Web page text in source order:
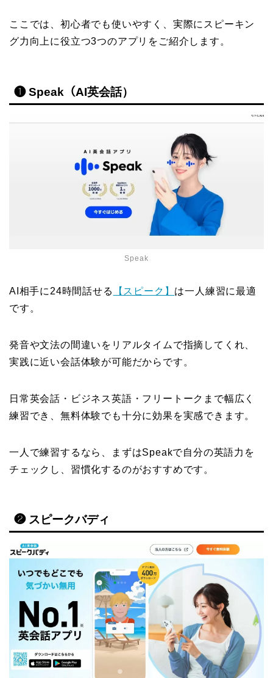
ここでは、初心者でも使いやすく、実際にスピーキン
グ力向上に役立つ3つのアプリをご紹介します。
❶ Speak（AI英会話）
Speak
AI相手に24時間話せる 【スピーク】 は一人練習に最適
です。
発音や文法の間違いをリアルタイムで指摘してくれ、
実践に近い会話体験が可能だからです。
日常英会話・ビジネス英語・フリートークまで幅広く
練習でき、無料体験でも十分に効果を実感できます。
一人で練習するなら、まずはSpeakで自分の英語力を
チェックし、習慣化するのがおすすめです。
❷ スピークバディ